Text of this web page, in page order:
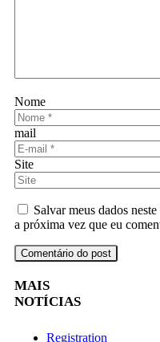
Nome
mail
Site
Salvar meus dados
a próxima vez que eu
MAIS
NOTÍCIAS
Registration